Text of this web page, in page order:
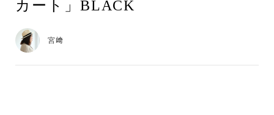
カート」BLACK
宮﨑